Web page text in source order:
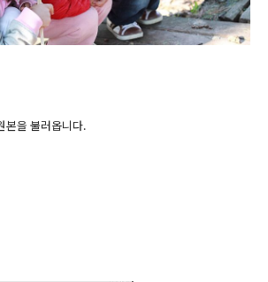
을 불러옵니다.